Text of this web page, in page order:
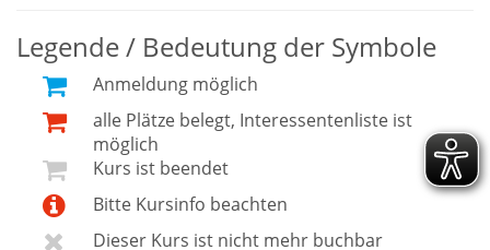
Legende / Bedeutung der Symbole
Anmeldung möglich
alle Plätze belegt, Interessentenliste ist
möglich
Kurs ist beendet
Bitte Kursinfo beachten
Dieser Kurs ist nicht mehr buchbar